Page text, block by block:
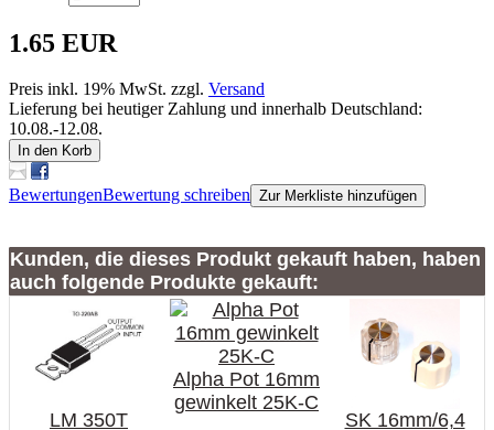
1.65 EUR
Preis inkl. 19% MwSt. zzgl. Versand
Lieferung bei heutiger Zahlung und innerhalb Deutschland:
10.08.-12.08.
In den Korb
BewertungenBewertung schreiben Zur Merkliste hinzufügen
Kunden, die dieses Produkt gekauft haben, haben
auch folgende Produkte gekauft:
LM 350T
Alpha Pot 16mm
gewinkelt 25K-C
SK 16mm/6,4